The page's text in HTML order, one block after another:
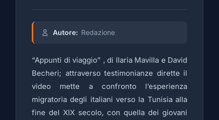
Autore: Redazione
“Appunti di viaggio” , di Ilaria Mavilla e David
Becheri; attraverso testimonianze dirette il
video mette a confronto l’esperienza
migratoria degli italiani verso la Tunisia alla
fine del XIX secolo, con quella dei giovani